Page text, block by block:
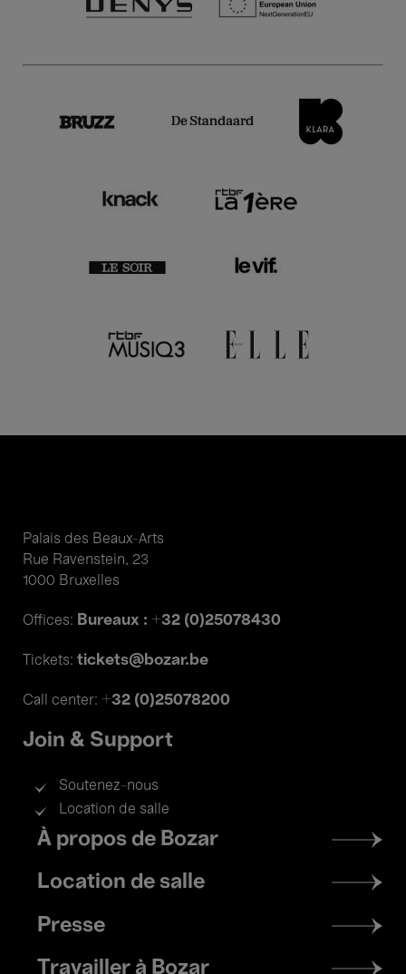
Palais des Beaux-Arts
Rue Ravenstein, 23
1000 Bruxelles
Offices: Bureaux : +32 (0)25078430
Tickets: tickets@bozar.be
Call center: +32 (0)25078200
Join & Support
Soutenez-nous
Location de salle
Footer
menu
À propos de Bozar
Location de salle
Presse
Travailler à Bozar